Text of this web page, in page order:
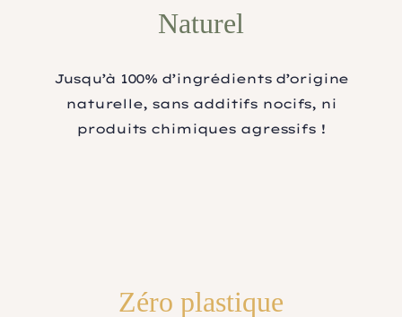
Naturel
Jusqu’à 100% d’ingrédients d’origine
naturelle, sans additifs nocifs, ni
produits chimiques agressifs !
Zéro plastique